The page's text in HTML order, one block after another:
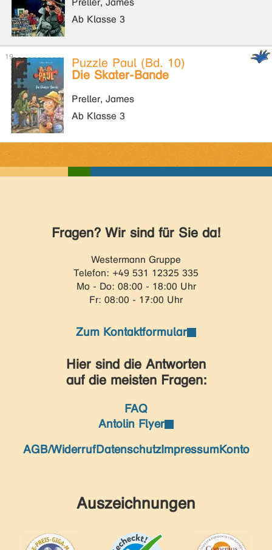
Ab Klasse 3
Puzzle Paul (Bd. 10)
Die Skater-Bande
Preller, James
Ab Klasse 3